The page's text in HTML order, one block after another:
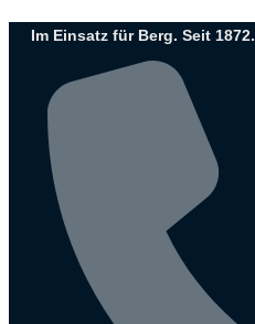
InhaltIm Einsatz für Berg. Seit 1872.